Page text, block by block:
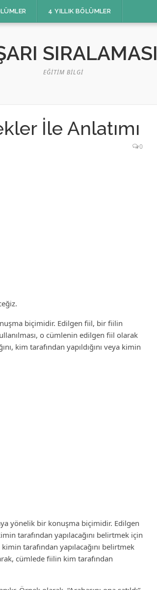
4 YILLIK BÖLÜMLER
SIRALAMASI
EĞITIM BILGI
İle Anlatımı
0
biçimidir. Edilgen fiil, bir fiilin
o cümlenin edilgen fiil olarak
kim tarafından yapıldığını veya kimin
yönelik bir konuşma biçimidir. Edilgen
tarafından yapılacağını belirtmek için
tarafından yapılacağını belirtmek
cümlede fiilin kim tarafından